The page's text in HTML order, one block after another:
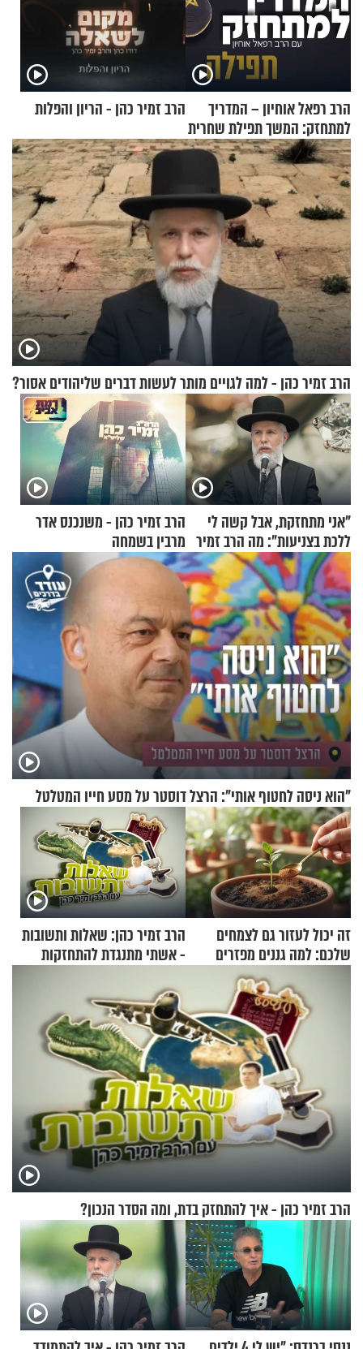
הרב רפאל אוחיון – המדריך
למתחזק: המשך תפילת שחרית
מאשרי ועד עלינו
הרב זמיר כהן - הריון והפלות
הרב זמיר כהן - למה לגויים מותר לעשות דברים שליהודים אסור?
"אני מתחזקת, אבל קשה לי
ללכת בצניעות": מה הרב זמיר
כהן המליץ לה לעשות?
הרב זמיר כהן - משנכנס אדר
מרבין בשמחה
"הוא ניסה לחטוף אותי": הרצל דוסטר על מסע חייו המטלטל
זה יכול לעזור גם לצמחים
שלכם: למה גננים מפזרים
קינמון בעציצים?
הרב זמיר כהן: שאלות ותשובות
- אשתי מתנגדת להתחזקות
הרב זמיר כהן - איך להתחזק בדת, ומה הסדר הנכון?